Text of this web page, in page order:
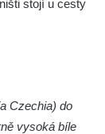
stojí u cesty
Czechia) do
vysoká bíle